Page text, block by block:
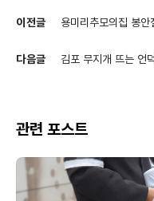
이전글 용미리추모의집 봉
다음글 김포 무지개 뜨는 언
관련 포스트